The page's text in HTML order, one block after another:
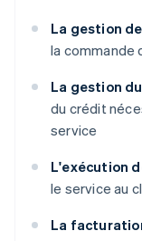
La gestion
la commande
La gestion
du crédit
service
L'exécution
le service au
La